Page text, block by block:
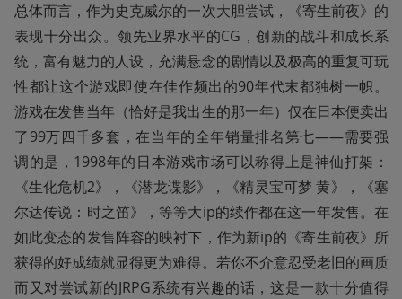
总体而言，作为史克威尔的一次大胆尝试，《寄生前夜》的
表现十分出众。领先业界水平的CG，创新的战斗和成长系
统，富有魅力的人设，充满悬念的剧情以及极高的重复可玩
性都让这个游戏即使在佳作频出的90年代末都独树一帜。
游戏在发售当年（恰好是我出生的那一年）仅在日本便卖出
了99万四千多套，在当年的全年销量排名第七——需要强
调的是，1998年的日本游戏市场可以称得上是神仙打架：
《生化危机2》，《潜龙谍影》，《精灵宝可梦 黄》，《塞
尔达传说：时之笛》，等等大ip的续作都在这一年发售。在
如此变态的发售阵容的映衬下，作为新ip的《寄生前夜》所
获得的好成绩就显得更为难得。若你不介意忍受老旧的画质
而又对尝试新的JRPG系统有兴趣的话，这是一款十分值得